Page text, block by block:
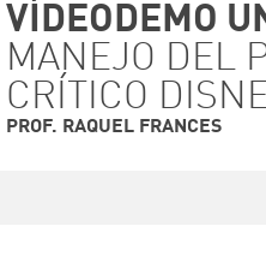
VER
VÍDEODEMO
MANEJO DEL
CRÍTICO
PROF. RAQUEL FRANCES